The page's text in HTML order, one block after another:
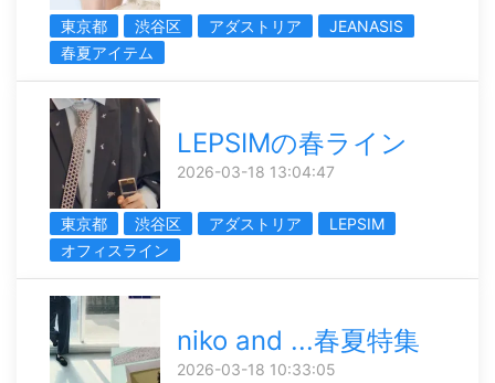
東京都 渋谷区 アダストリア
JEANASIS
春夏アイテム
LEPSIMの春ライン
2026-03-18 13:04:47
東京都 渋谷区 アダストリア
LEPSIM
オフィスライン
niko and ...春夏特集
2026-03-18 10:33:05